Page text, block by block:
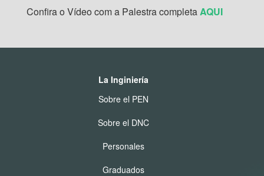
Confira o Vídeo com a Palestra completaAQUI
La Inginiería
Sobre el PEN
Sobre el DNC
Personales
Graduados